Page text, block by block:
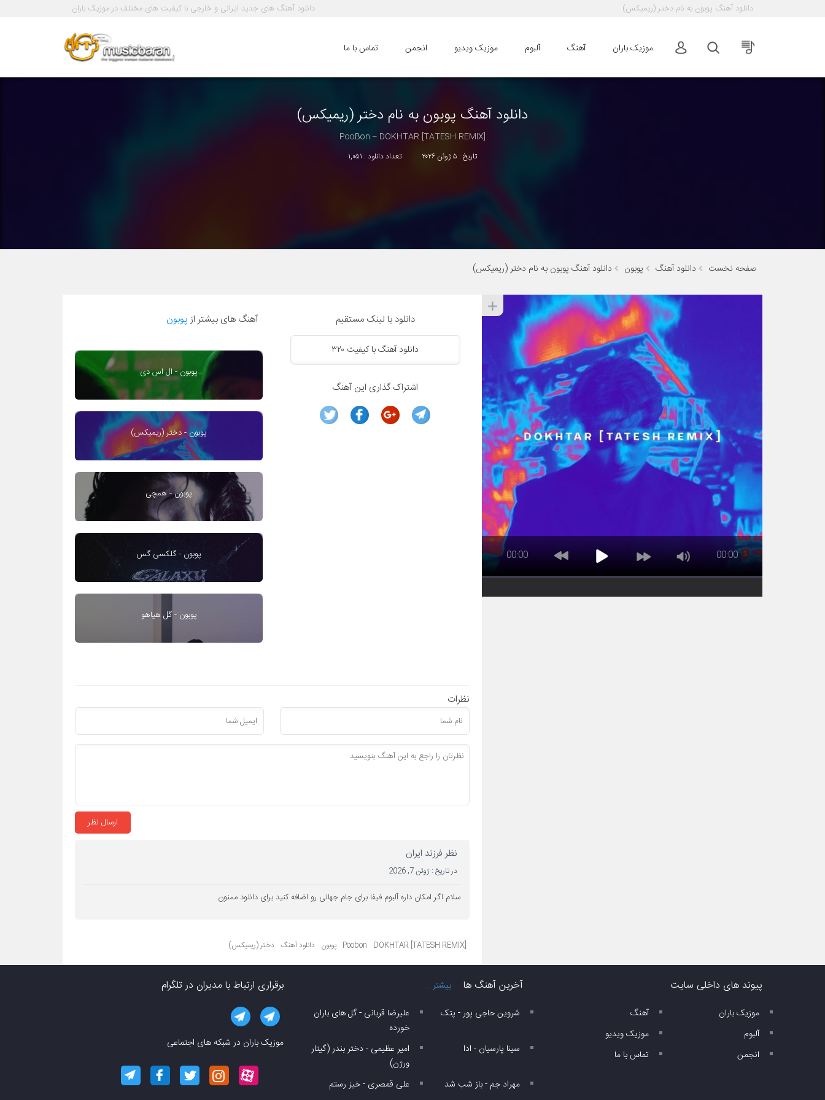
دانلود آهنگ پوبون به نام دختر (ریمیکس) دانلود آهنگ های جدید ایرانی و خارجی با کیفیت های مختلف در موزیک باران
موزیک باران آهنگ آلبوم موزیک ویدیو انجمن تماس با ما
دانلود آهنگ پوبون به نام دختر (ریمیکس)
PooBon – DOKHTAR [TATESH REMIX]
تاریخ : ۵ ژوئن ۲۰۲۶ تعداد دانلود : ۱,۰۵۱
صفحه نخست دانلود آهنگ پوبون دانلود آهنگ پوبون به نام دختر (ریمیکس)
00:00
00:00
دانلود با لینک مستقیم
دانلود آهنگ با کیفیت ۳۲۰
اشتراک گذاری این آهنگ
آهنگ های بیشتر ازپوبون
پوبون - ال اس دی
پوبون - دختر (ریمیکس)
پوبون - همچی
پوبون - گلکسی گس
پوبون - گل هیاهو
نظرات
ارسال نظر
نظر فرزند ایران
در تاریخ :ژوئن 7, 2026
سلام اگر امکان داره آلبوم فیفا برای جام جهانی رو اضافه کنید برای دانلود ممنون
DOKHTAR [TATESH REMIX]
Poobon پوبون دانلود آهنگ دختر (ریمیکس)
پیوند های داخلی سایت
موزیک باران
آهنگ
آلبوم
موزیک ویدیو
انجمن
تماس با ما
آخرین آهنگ ها
بیشتر ...
شروین حاجی پور - پتک
علیرضا قربانی - گل های باران
خورده
سینا پارسیان - ادا
امیر عظیمی - دختر بندر (گیتار
ورژن)
مهراد جم - باز شب شد
علی قمصری - خیز رستم
برقراری ارتباط با مدیران در تلگرام
موزیک باران در شبکه های اجتماعی